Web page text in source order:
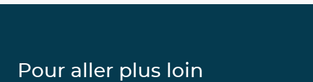
Pour aller plus loin